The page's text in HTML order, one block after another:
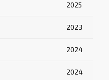
2025
2023
2024
2024